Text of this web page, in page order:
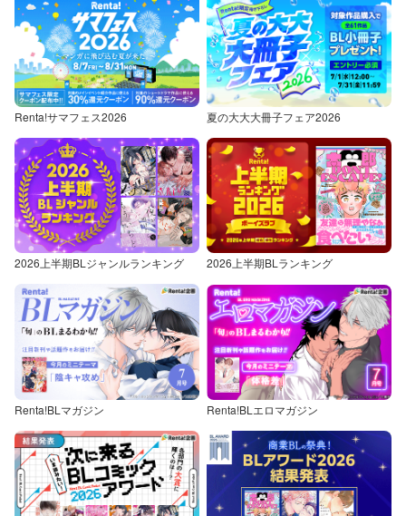
Renta!サマフェス2026 夏の大大大冊子フェア2026
2026上半期BLジャンルランキング 2026上半期BLランキング
Renta!BLマガジン Renta!BLエロマガジン